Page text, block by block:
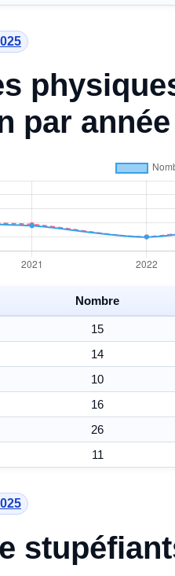
par année
Nombre
15
14
10
16
26
11